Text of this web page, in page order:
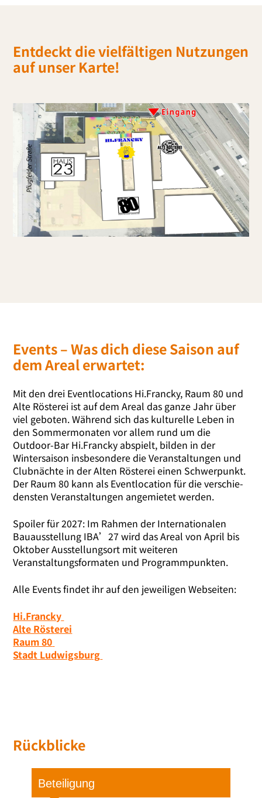
Entdeckt die vielfältigen Nutzungen
auf unser Karte!
Events – Was dich diese Saison auf
dem Areal erwartet:
Mit den drei Eventlocations Hi.Francky, Raum 80 und
Alte Rösterei ist auf dem Areal das gan­ze Jahr über
viel gebo­ten. Während sich das kul­tu­rel­le Leben in
den Sommermonaten vor allem rund um die
Outdoor-Bar Hi.Francky abspielt, bil­den in der
Wintersaison ins­be­son­de­re die Veranstaltungen und
Clubnächte in der Alten Rösterei einen Schwerpunkt.
Der Raum 80 kann als Eventlocation für die ver­schie­
dens­ten Veranstaltungen ange­mie­tet werden.
Spoiler für 2027: Im Rahmen der Internationalen
Bauausstellung IBA’27 wird das Areal von April bis
Oktober Ausstellungsort mit wei­te­ren
Veranstaltungsformaten und Programmpunkten.
Alle Events fin­det ihr auf den jewei­li­gen Webseiten:
Hi.Francky
Alte Rösterei
Raum 80
Stadt Ludwigsburg
Rückblicke
Beteiligung